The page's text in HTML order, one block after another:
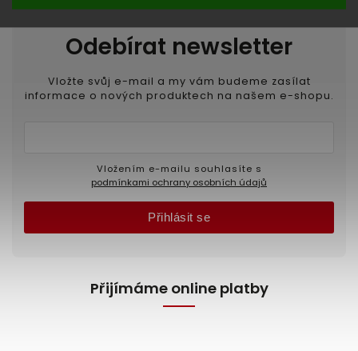
Odebírat newsletter
Vložte svůj e-mail a my vám budeme zasílat
informace o nových produktech na našem e-shopu.
podmínkami ochrany osobních údajů
Přihlásit se
Přijímáme online platby